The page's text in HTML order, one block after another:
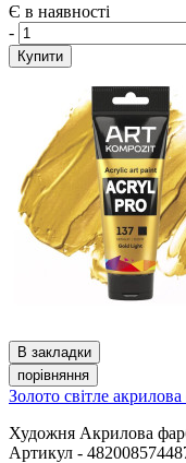
Є в наявності
-
Купити
В закладки
порівняння
Золото світле
Художня Акрилова
Артикул -